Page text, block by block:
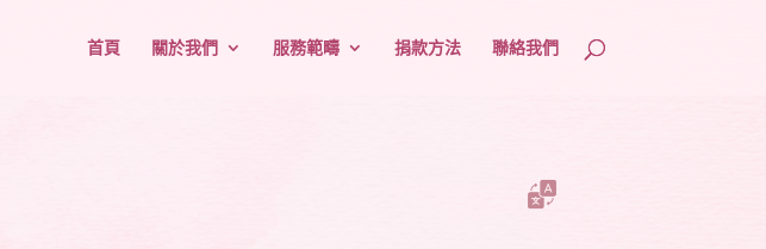
首頁 關於我們 服務範疇 捐款方法 聯絡我們